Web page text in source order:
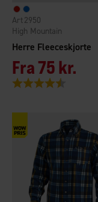
Herre Fleeceskjorte
High Mountain
2950
Fra75 kr.
Vurdering: